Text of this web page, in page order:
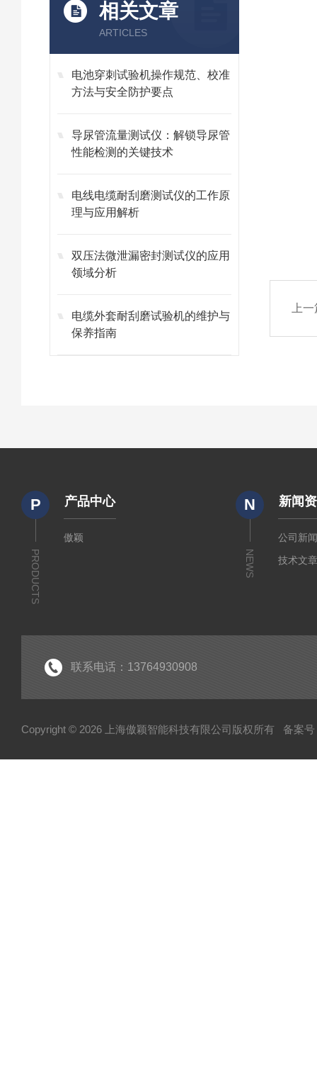
相关文章
ARTICLES
电池穿刺试验机操作规范、校准
方法与安全防护要点
导尿管流量测试仪：解锁导尿管
性能检测的关键技术
电线电缆耐刮磨测试仪的工作原
理与应用解析
双压法微泄漏密封测试仪的应用
领域分析
电缆外套耐刮磨试验机的维护与
保养指南
上
P
PRODUCTS
产品中心
傲颖
N
NEWS
新闻
公司新
技术文
联系电话：13764930908
Copyright © 2026 上海傲颖智能科技有限公司版权所有 备案号